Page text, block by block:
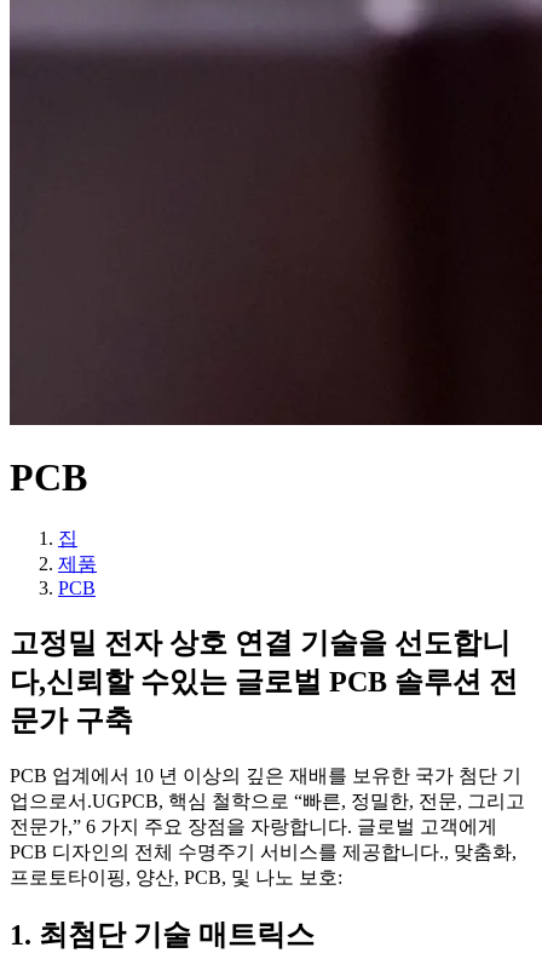
PCB
집
제품
PCB
고정밀 전자 상호 연결 기술을 선도합니
다,신뢰할 수있는 글로벌 PCB 솔루션 전
문가 구축
PCB 업계에서 10 년 이상의 깊은 재배를 보유한 국가 첨단 기
업으로서.UGPCB, 핵심 철학으로 “빠른, 정밀한, 전문, 그리고
전문가,” 6 가지 주요 장점을 자랑합니다. 글로벌 고객에게
PCB 디자인의 전체 수명주기 서비스를 제공합니다., 맞춤화,
프로토타이핑, 양산, PCB, 및 나노 보호:
1. 최첨단 기술 매트릭스